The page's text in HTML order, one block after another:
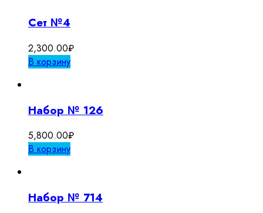
Сет №4
2,300.00₽
В корзину
Набор № 126
5,800.00₽
В корзину
Набор № 714